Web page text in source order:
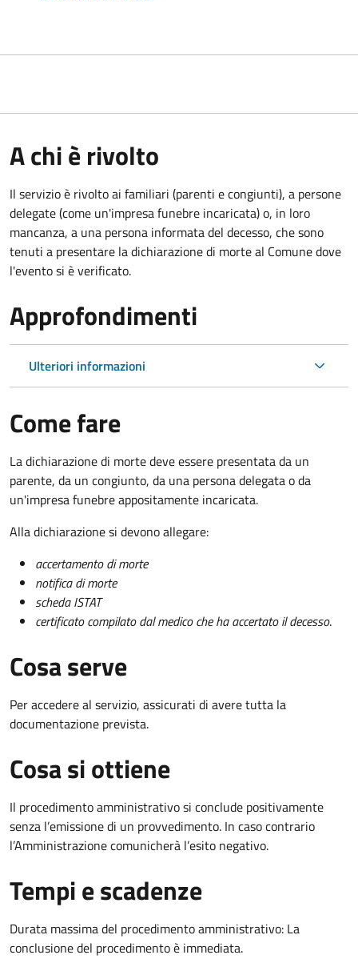
A chi è rivolto
Il servizio è rivolto ai familiari (parenti e congiunti), a persone
delegate (come un'impresa funebre incaricata) o, in loro
mancanza, a una persona informata del decesso, che sono
tenuti a presentare la dichiarazione di morte al Comune dove
l'evento si è verificato.
Approfondimenti
Ulteriori informazioni
Come fare
La dichiarazione di morte deve essere presentata da un
parente, da un congiunto, da una persona delegata o da
un'impresa funebre appositamente incaricata.
Alla dichiarazione si devono allegare:
accertamento di morte
notifica di morte
scheda ISTAT
certificato compilato dal medico che ha accertato il decesso.
Cosa serve
Per accedere al servizio, assicurati di avere tutta la
documentazione prevista.
Cosa si ottiene
Il procedimento amministrativo si conclude positivamente
senza l’emissione di un provvedimento. In caso contrario
l’Amministrazione comunicherà l’esito negativo.
Tempi e scadenze
Durata massima del procedimento amministrativo: La
conclusione del procedimento è immediata.